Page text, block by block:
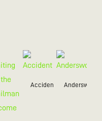
Accident Anderswo